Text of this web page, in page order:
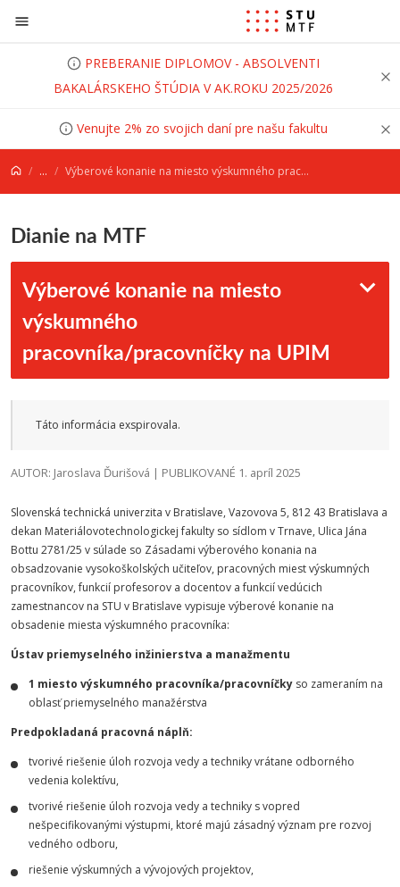
Prejsť na obsah
PREBERANIE DIPLOMOV - ABSOLVENTI
BAKALÁRSKEHO ŠTÚDIA V AK.ROKU 2025/2026
Venujte 2% zo svojich daní pre našu fakultu
... Výberové konanie na miesto výskumného pracovníka/pracovníčky na UPIM
Dianie na MTF
Výberové konanie na miesto
výskumného
pracovníka/pracovníčky na UPIM
Táto informácia exspirovala.
AUTOR: Jaroslava Ďurišová | PUBLIKOVANÉ 1. apríl 2025
Slovenská technická univerzita v Bratislave, Vazovova 5, 812 43 Bratislava a
dekan Materiálovotechnologickej fakulty so sídlom v Trnave, Ulica Jána
Bottu 2781/25 v súlade so Zásadami výberového konania na
obsadzovanie vysokoškolských učiteľov, pracovných miest výskumných
pracovníkov, funkcií profesorov a docentov a funkcií vedúcich
zamestnancov na STU v Bratislave vypisuje výberové konanie na
obsadenie miesta výskumného pracovníka:
Ústav priemyselného inžinierstva a manažmentu
1 miesto výskumného pracovníka/pracovníčky so zameraním na
oblasť priemyselného manažérstva
Predpokladaná pracovná náplň:
tvorivé riešenie úloh rozvoja vedy a techniky vrátane odborného
vedenia kolektívu,
tvorivé riešenie úloh rozvoja vedy a techniky s vopred
nešpecifikovanými výstupmi, ktoré majú zásadný význam pre rozvoj
vedného odboru,
riešenie výskumných a vývojových projektov,